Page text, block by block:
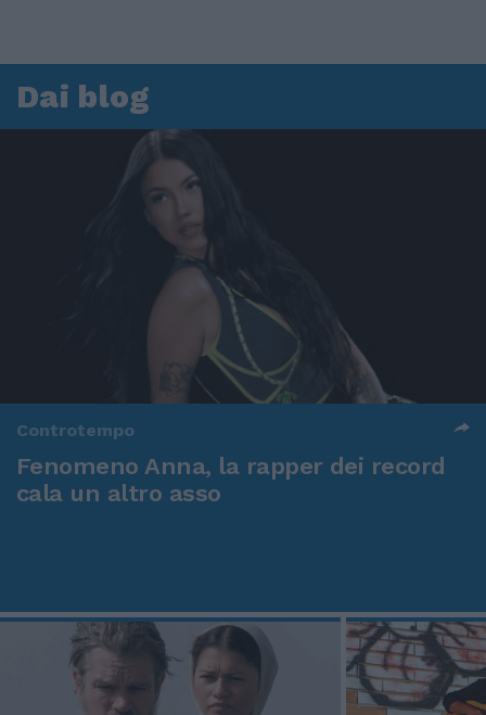
Dai blog
Controtempo
Fenomeno Anna, la rapper dei record
cala un altro asso